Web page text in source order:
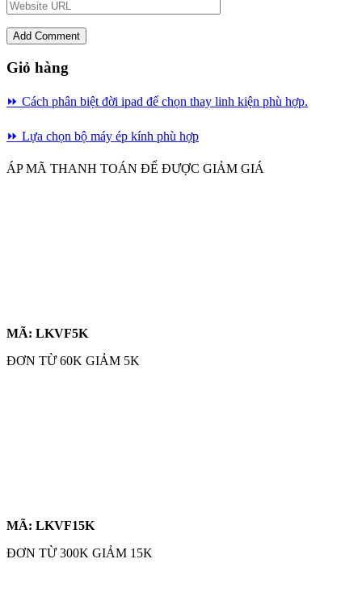
Giỏ hàng
⏩ Cách phân biệt đời ipad để chọn thay linh kiện phù hợp.
⏩ Lựa chọn bộ máy ép kính phù hợp
ÁP MÃ THANH TOÁN ĐỂ ĐƯỢC GIẢM GIÁ
MÃ: LKVF5K
ĐƠN TỪ 60K GIẢM 5K
MÃ: LKVF15K
ĐƠN TỪ 300K GIẢM 15K